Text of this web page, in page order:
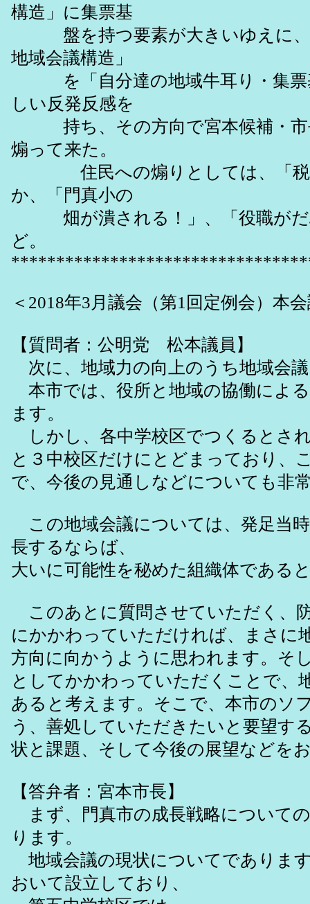
構造」に集票基
盤を持つ要素が大きいゆえに、
地域会議構造」
を「自分達の地域牛耳り・集票
しい反発反感を
持ち、その方向で宮本候補・市
煽って来た。
住民への煽りとしては、「税金
か、「門真小の
畑が潰される！」、「役職がだ
ど。
＜2018年3月議会（第1回定例会）本
【質問者：公明党 松本議員】
次に、地域力の向上のうち地域会
本市では、役所と地域の協働によ
ます。
しかし、各中学校区でつくるとさ
と３中校区だけにとどまっており、
で、今後の見通しなどについても非
この地域会議については、発足当
長するならば、
大いに可能性を秘めた組織体である
このあとに質問させていただく、
にかかわっていただければ、まさに
方向に向かうように思われます。そ
としてかかわっていただくことで、
あると考えます。そこで、本市のソ
う、善処していただきたいと要望す
状と課題、そして今後の展望などを
【答弁者：宮本市長】
まず、門真市の成長戦略について
ります。
地域会議の現状についてでありま
おいて設立しており、